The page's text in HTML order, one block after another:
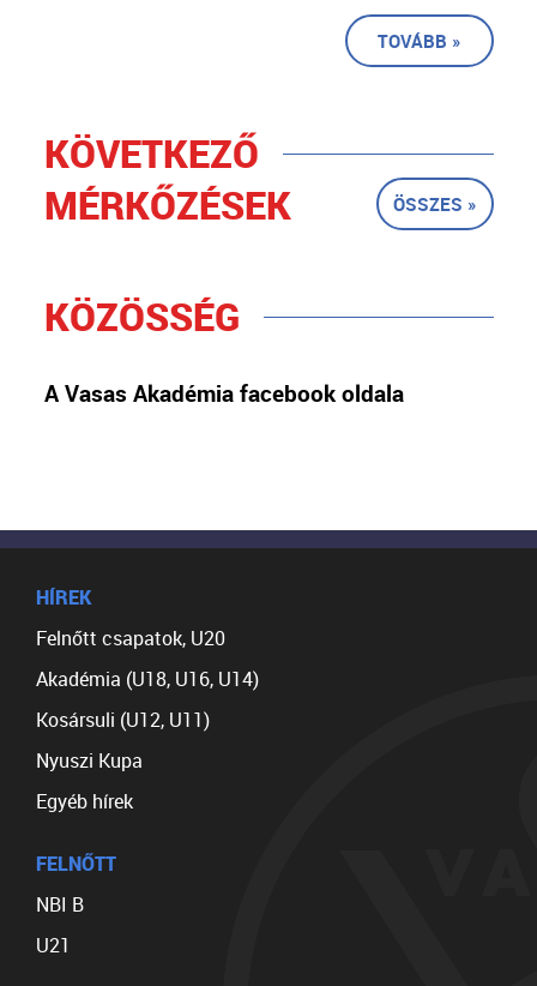
TOVÁBB »
KÖVETKEZŐ
MÉRKŐZÉSEK
ÖSSZES »
KÖZÖSSÉG
A Vasas Akadémia facebook oldala
HÍREK
Felnőtt csapatok, U20
Akadémia (U18, U16, U14)
Kosársuli (U12, U11)
Nyuszi Kupa
Egyéb hírek
FELNŐTT
NBI B
U21